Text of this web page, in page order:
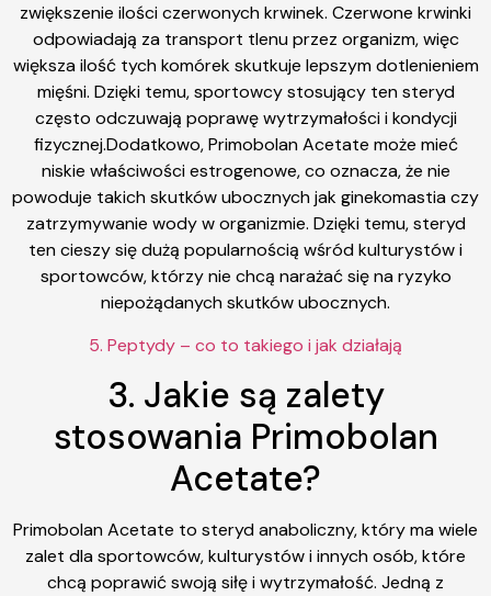
zwiększenie ilości czerwonych krwinek. Czerwone krwinki
odpowiadają za transport tlenu przez organizm, więc
większa ilość tych komórek skutkuje lepszym dotlenieniem
mięśni. Dzięki temu, sportowcy stosujący ten steryd
często odczuwają poprawę wytrzymałości i kondycji
fizycznej.Dodatkowo, Primobolan Acetate może mieć
niskie właściwości estrogenowe, co oznacza, że nie
powoduje takich skutków ubocznych jak ginekomastia czy
zatrzymywanie wody w organizmie. Dzięki temu, steryd
ten cieszy się dużą popularnością wśród kulturystów i
sportowców, którzy nie chcą narażać się na ryzyko
niepożądanych skutków ubocznych.
5. Peptydy – co to takiego i jak działają
3. Jakie są zalety
stosowania Primobolan
Acetate?
Primobolan Acetate to steryd anaboliczny, który ma wiele
zalet dla sportowców, kulturystów i innych osób, które
chcą poprawić swoją siłę i wytrzymałość. Jedną z